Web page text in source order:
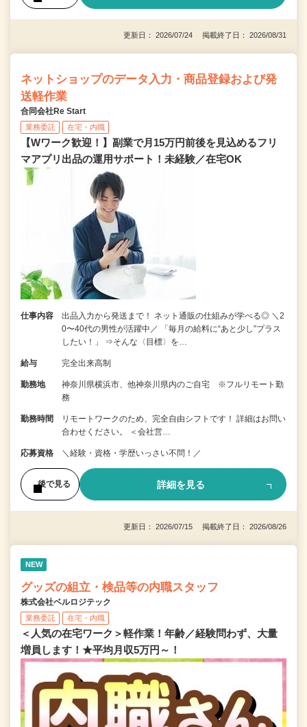
更新日： 2026/07/24 掲載終了日： 2026/08/31
ネットショップのデータ入力・商品登録および発
送軽作業
合同会社Re Start
業務委託 在宅・内職
【Wワーク歓迎！】副業で月15万円前後を見込めるフリ
マアプリ出品の運用サポート！未経験／在宅OK
仕事内容
出品入力から発送まで！ ネット通販の仕組みが学べる◎ ＼2
0〜40代の男性が活躍中／ 「毎月の給料に“あと少し”プラス
したい！」 ⇒そんな〈目標〉を…
給与 完全出来高制
勤務地
神奈川県横浜市、他神奈川県内のご自宅 ※フルリモート勤
務
勤務時間
リモートワークのため、完全自由シフトです！ 詳細はお問い
合わせください。 ＜会社営…
応募資格 ＼経験・資格・学歴いっさい不問！／
後で見る 詳細を見る
更新日： 2026/07/15 掲載終了日： 2026/08/26
NEW
グッズの組立・検品等の内職スタッフ
株式会社ベルロジテック
業務委託 在宅・内職
＜人気の在宅ワーク＞軽作業！年齢／経験問わず、大量
増員します！★平均月収5万円～！